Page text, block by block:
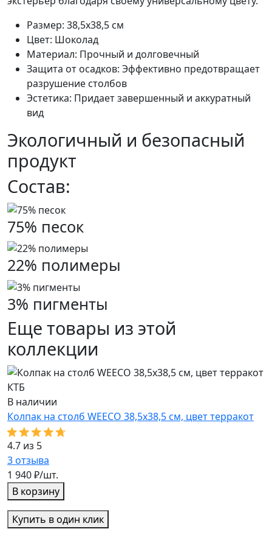
Размер: 38,5х38,5 см
Цвет: Шоколад
Материал: Прочный и долговечный
Защита от осадков: Эффективно предотвращает
разрушение столбов
Эстетика: Придает завершенный и аккуратный
вид
Экологичный и безопасный
продукт
Состав:
75% песок
22% полимеры
3% пигменты
Еще товары из этой
коллекции
КТБ
В наличии
Колпак на столб WEECO 38,5х38,5 см, цвет терракот
4.7 из 5
3отзыва
1 940 ₽/шт.
В корзину
Купить в один клик